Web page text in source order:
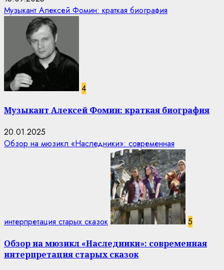
Музыкант Алексей Фомин: краткая биография
4
Музыкант Алексей Фомин: краткая биография
20.01.2025
Обзор на мюзикл «Наследники»: современная
интерпретация старых сказок 5
Обзор на мюзикл «Наследники»: современная
интерпретация старых сказок